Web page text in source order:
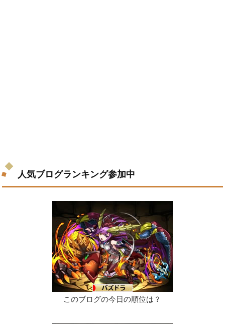
人気ブログランキング参加中
このブログの今日の順位は？